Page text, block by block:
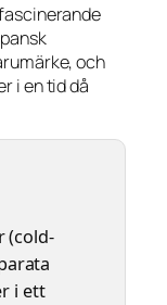
och
i en tid då
(cold-
i ett